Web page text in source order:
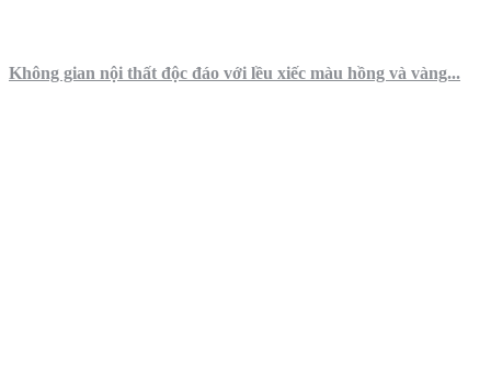
Không gian nội thất độc đáo với lều xiếc màu hồng và vàng...